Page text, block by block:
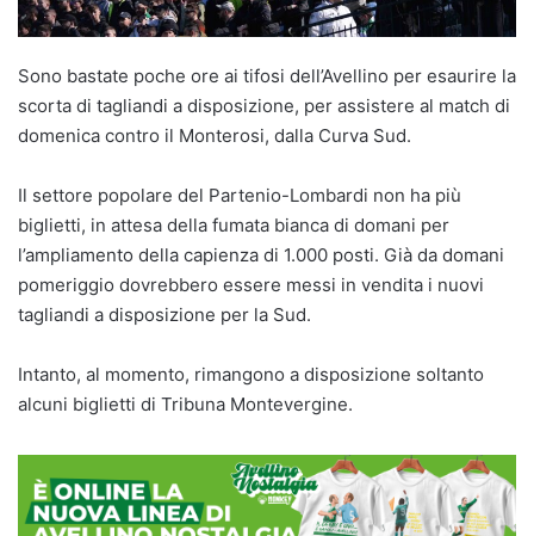
Sono bastate poche ore ai tifosi dell’Avellino per esaurire la
scorta di tagliandi a disposizione, per assistere al match di
domenica contro il Monterosi, dalla Curva Sud.
Il settore popolare del Partenio-Lombardi non ha più
biglietti, in attesa della fumata bianca di domani per
l’ampliamento della capienza di 1.000 posti. Già da domani
pomeriggio dovrebbero essere messi in vendita i nuovi
tagliandi a disposizione per la Sud.
Intanto, al momento, rimangono a disposizione soltanto
alcuni biglietti di Tribuna Montevergine.